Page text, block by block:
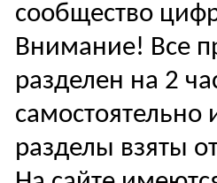
сообщество
Внимание! Все
разделен на 2
самостоятельно
разделы взяты